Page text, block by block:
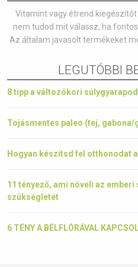
Vitamint vagy étrend kiegészítőt
nem tudod mit válassz, ha
Az általam javasolt termékeket
LEGUTÓBBI
8 tipp a változókori
Tojásmentes paleo (tej,
Hogyan készítsd fel otthonodat
11 tényező, ami növeli az
szükségletét
6 TÉNY A BÉLFLÓRÁVAL